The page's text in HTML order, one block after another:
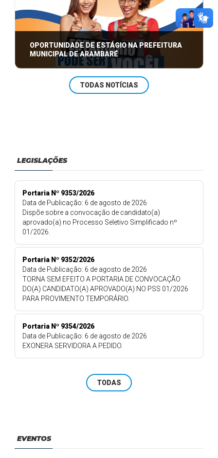
OPORTUNIDADE DE ESTÁGIO NA PREFEITURA
MUNICIPAL DE ARAMBARÉ
Faça parte da equipe da Prefeitura de Arambaré:
Oportunidade de estágio para adolescen ...
TODAS NOTÍCIAS
LEGISLAÇÕES
Portaria Nº 9353/2026
Data de Publicação: 6 de agosto de 2026
Dispõe sobre a convocação de candidato(a)
aprovado(a) no Processo Seletivo Simplificado nº
01/2026.
Portaria Nº 9352/2026
Data de Publicação: 6 de agosto de 2026
TORNA SEM EFEITO A PORTARIA DE CONVOCAÇÃO
DO(A) CANDIDATO(A) APROVADO(A) NO PSS 01/2026
PARA PROVIMENTO TEMPORÁRIO.
Portaria Nº 9354/2026
Data de Publicação: 6 de agosto de 2026
EXONERA SERVIDORA A PEDIDO.
TODAS
EVENTOS